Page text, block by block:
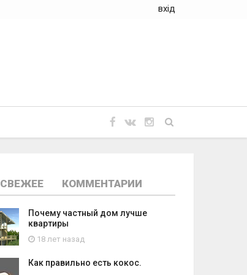
вхід
СВЕЖЕЕ КОММЕНТАРИИ
Почему частный дом лучше
квартиры
18 лет назад
Как правильно есть кокос.